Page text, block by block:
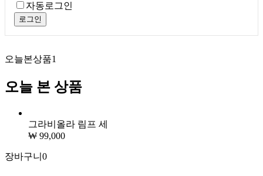
자동로그인
로그인
오늘본상품1
오늘 본 상품
그라비올라 림프 세
₩ 99,000
장바구니 0